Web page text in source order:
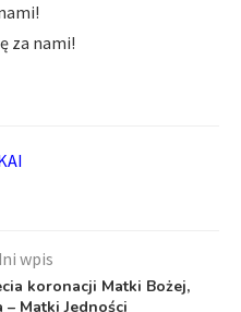
za nami!
wpis
koronacji Matki Bożej,
Matki Jedności